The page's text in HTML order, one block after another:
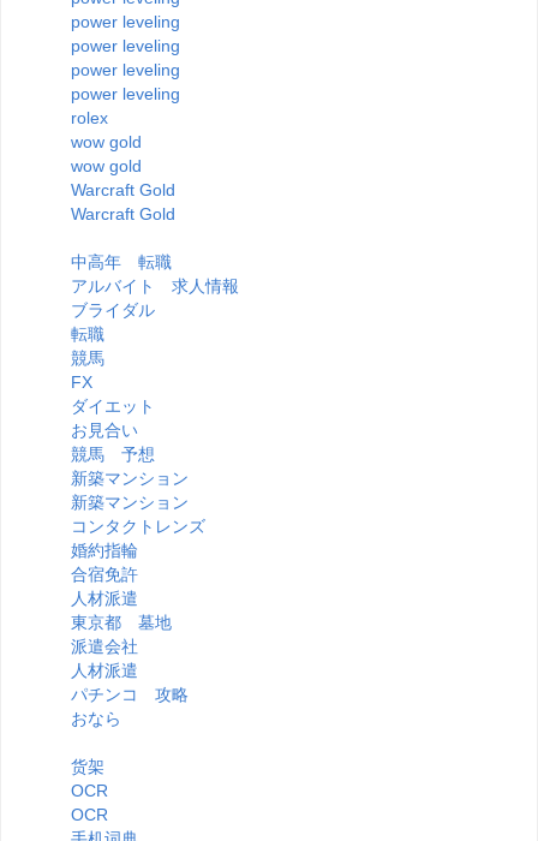
power leveling
power leveling
power leveling
power leveling
rolex
wow gold
wow gold
Warcraft Gold
Warcraft Gold
中高年 転職
アルバイト 求人情報
ブライダル
転職
競馬
FX
ダイエット
お見合い
競馬 予想
新築マンション
新築マンション
コンタクトレンズ
婚約指輪
合宿免許
人材派遣
東京都 墓地
派遣会社
人材派遣
パチンコ 攻略
おなら
货架
OCR
OCR